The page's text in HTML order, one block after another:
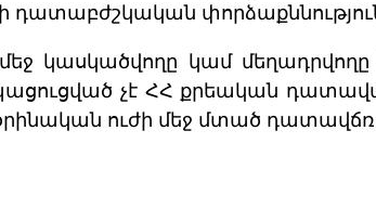
դատաբժշկական
կասկածվողը կամ
չէ ՀՀ քրեական
ուժի մեջ մտած